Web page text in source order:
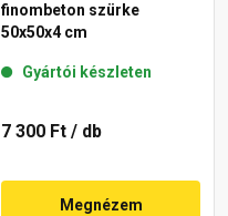
finombeton szürke
50x50x4 cm
Gyártói készleten
7 300 Ft / db
Megnézem